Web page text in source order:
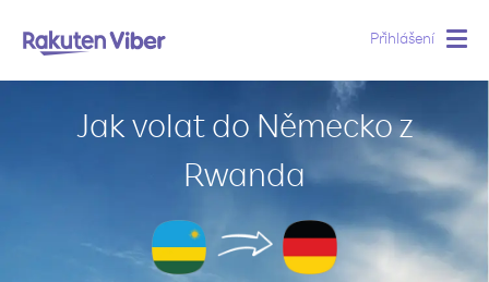
Přihlášení
Jak volat do Německo z
Rwanda